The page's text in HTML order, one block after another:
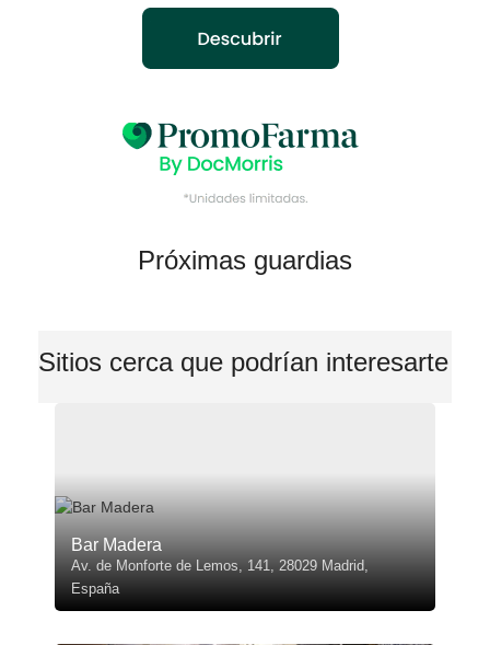
Próximas guardias
Sitios cerca que podrían interesarte
Bar Madera
Av. de Monforte de Lemos, 141, 28029 Madrid,
España